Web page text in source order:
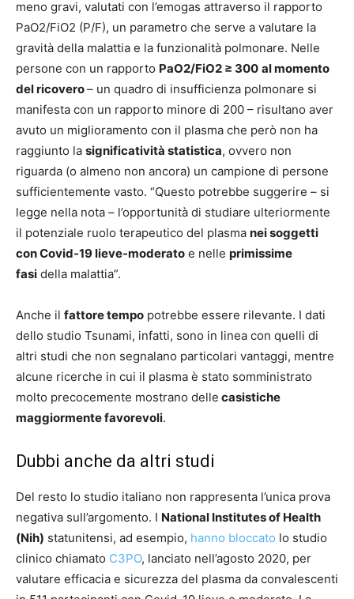
meno gravi, valutati con l’emogas attraverso il rapporto
PaO2/FiO2 (P/F), un parametro che serve a valutare la
gravità della malattia e la funzionalità polmonare. Nelle
persone con un rapporto PaO2/FiO2 ≥ 300 al momento
del ricovero– un quadro di insufficienza polmonare si
manifesta con un rapporto minore di 200 – risultano aver
avuto un miglioramento con il plasma che però non ha
raggiunto la significatività statistica, ovvero non
riguarda (o almeno non ancora) un campione di persone
sufficientemente vasto. “Questo potrebbe suggerire – si
legge nella nota – l’opportunità di studiare ulteriormente
il potenziale ruolo terapeutico del plasma nei soggetti
con Covid-19 lieve-moderato e nelle primissime
fasi della malattia”.
Anche il fattore tempo potrebbe essere rilevante. I dati
dello studio Tsunami, infatti, sono in linea con quelli di
altri studi che non segnalano particolari vantaggi, mentre
alcune ricerche in cui il plasma è stato somministrato
molto precocemente mostrano delle casistiche
maggiormente favorevoli.
Dubbi anche da altri studi
Del resto lo studio italiano non rappresenta l’unica prova
negativa sull’argomento. I National Institutes of Health
(Nih) statunitensi, ad esempio, hanno bloccato lo studio
clinico chiamato C3PO, lanciato nell’agosto 2020, per
valutare efficacia e sicurezza del plasma da convalescenti